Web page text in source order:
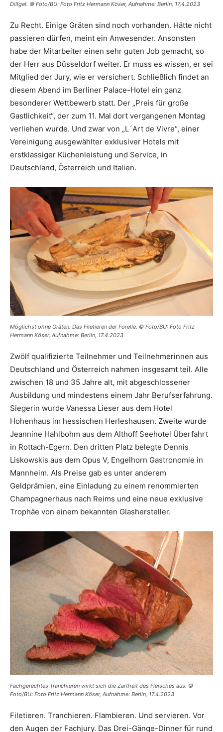
Dillgel. © Foto/BU: Foto Fritz Hermann Köser, Aufnahme: Berlin, 17.4.2023
Zu Recht. Einige Gräten sind noch vorhanden. Hätte nicht
passieren dürfen, meint ein Anwesender. Ansonsten
habe der Mitarbeiter einen sehr guten Job gemacht, so
der Herr aus Düsseldorf weiter. Er muss es wissen, er sei
Mitglied der Jury, wie er versichert. Schließlich findet an
diesem Abend im Berliner Palace-Hotel ein ganz
besonderer Wettbewerb statt. Der „Preis für große
Gastlichkeit“, der zum 11. Mal dort vergangenen Montag
verliehen wurde. Und zwar von „L´Art de Vivre“, einer
Vereinigung ausgewählter exklusiver Hotels mit
erstklassiger Küchenleistung und Service, in
Deutschland, Österreich und Italien.
Möglichst ohne Gräten: Das Filetieren der Forelle. © Foto/BU: Foto Fritz
Hermann Köser, Aufnahme: Berlin, 17.4.2023
Zwölf qualifizierte Teilnehmer und Teilnehmerinnen aus
Deutschland und Österreich nahmen insgesamt teil. Alle
zwischen 18 und 35 Jahre alt, mit abgeschlossener
Ausbildung und mindestens einem Jahr Berufserfahrung.
Siegerin wurde Vanessa Lieser aus dem Hotel
Hohenhaus im hessischen Herleshausen. Zweite wurde
Jeannine Hahlbohm aus dem Althoff Seehotel Überfahrt
in Rottach-Egern. Den dritten Platz belegte Dennis
Liskowskis aus dem Opus V, Engelhorn Gastronomie in
Mannheim. Als Preise gab es unter anderem
Geldprämien, eine Einladung zu einem renommierten
Champagnerhaus nach Reims und eine neue exklusive
Trophäe von einem bekannten Glashersteller.
Fachgerechtes Tranchieren wirkt sich die Zartheit des Fleisches aus. ©
Foto/BU: Foto Fritz Hermann Köser, Aufnahme: Berlin, 17.4.2023
Filetieren. Tranchieren. Flambieren. Und servieren. Vor
den Augen der Fachjury. Das Drei-Gänge-Dinner für rund